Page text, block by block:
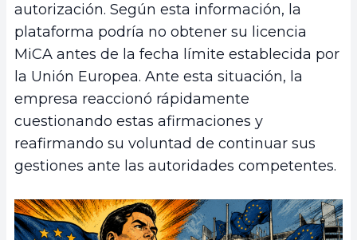
autorización. Según esta información, la
plataforma podría no obtener su licencia
MiCA antes de la fecha límite establecida por
la Unión Europea. Ante esta situación, la
empresa reaccionó rápidamente
cuestionando estas afirmaciones y
reafirmando su voluntad de continuar sus
gestiones ante las autoridades competentes.